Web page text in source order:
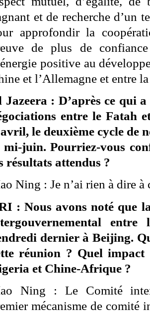
et de recherche d’un
approfondir la
de plus de
positive au
et l’Allemagne et entre
Jazeera : D’après ce qui
entre le Fatah
le deuxième cycle de
mi-juin. Pourriez-vous
résultats attendus ?
Ning : Je n’ai rien à dire à
: Nous avons noté que
dernier à Beijing.
réunion ? Quel
et Chine-Afrique ?
Ning : Le Comité
mécanisme de comité